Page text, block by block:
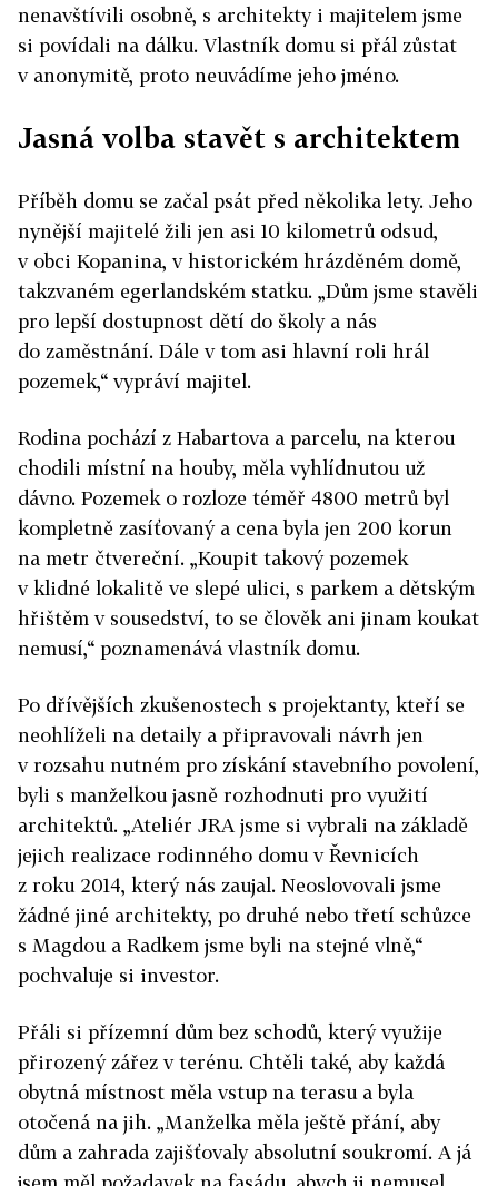
nenavštívili osobně, s architekty i majitelem jsme
si povídali na dálku. Vlastník domu si přál zůstat
v anonymitě, proto neuvádíme jeho jméno.
Jasná volba stavět s architektem
Příběh domu se začal psát před několika lety. Jeho
nynější majitelé žili jen asi 10 kilometrů odsud,
v obci Kopanina, v historickém hrázděném domě,
takzvaném egerlandském statku. „Dům jsme stavěli
pro lepší dostupnost dětí do školy a nás
do zaměstnání. Dále v tom asi hlavní roli hrál
pozemek,“ vypráví majitel.
Rodina pochází z Habartova a parcelu, na kterou
chodili místní na houby, měla vyhlídnutou už
dávno. Pozemek o rozloze téměř 4800 metrů byl
kompletně zasíťovaný a cena byla jen 200 korun
na metr čtvereční. „Koupit takový pozemek
v klidné lokalitě ve slepé ulici, s parkem a dětským
hřištěm v sousedství, to se člověk ani jinam koukat
nemusí,“ poznamenává vlastník domu.
Po dřívějších zkušenostech s projektanty, kteří se
neohlíželi na detaily a připravovali návrh jen
v rozsahu nutném pro získání stavebního povolení,
byli s manželkou jasně rozhodnuti pro využití
architektů. „Ateliér JRA jsme si vybrali na základě
jejich realizace rodinného domu v Řevnicích
z roku 2014, který nás zaujal. Neoslovovali jsme
žádné jiné architekty, po druhé nebo třetí schůzce
s Magdou a Radkem jsme byli na stejné vlně,“
pochvaluje si investor.
Přáli si přízemní dům bez schodů, který využije
přirozený zářez v terénu. Chtěli také, aby každá
obytná místnost měla vstup na terasu a byla
otočená na jih. „Manželka měla ještě přání, aby
dům a zahrada zajišťovaly absolutní soukromí. A já